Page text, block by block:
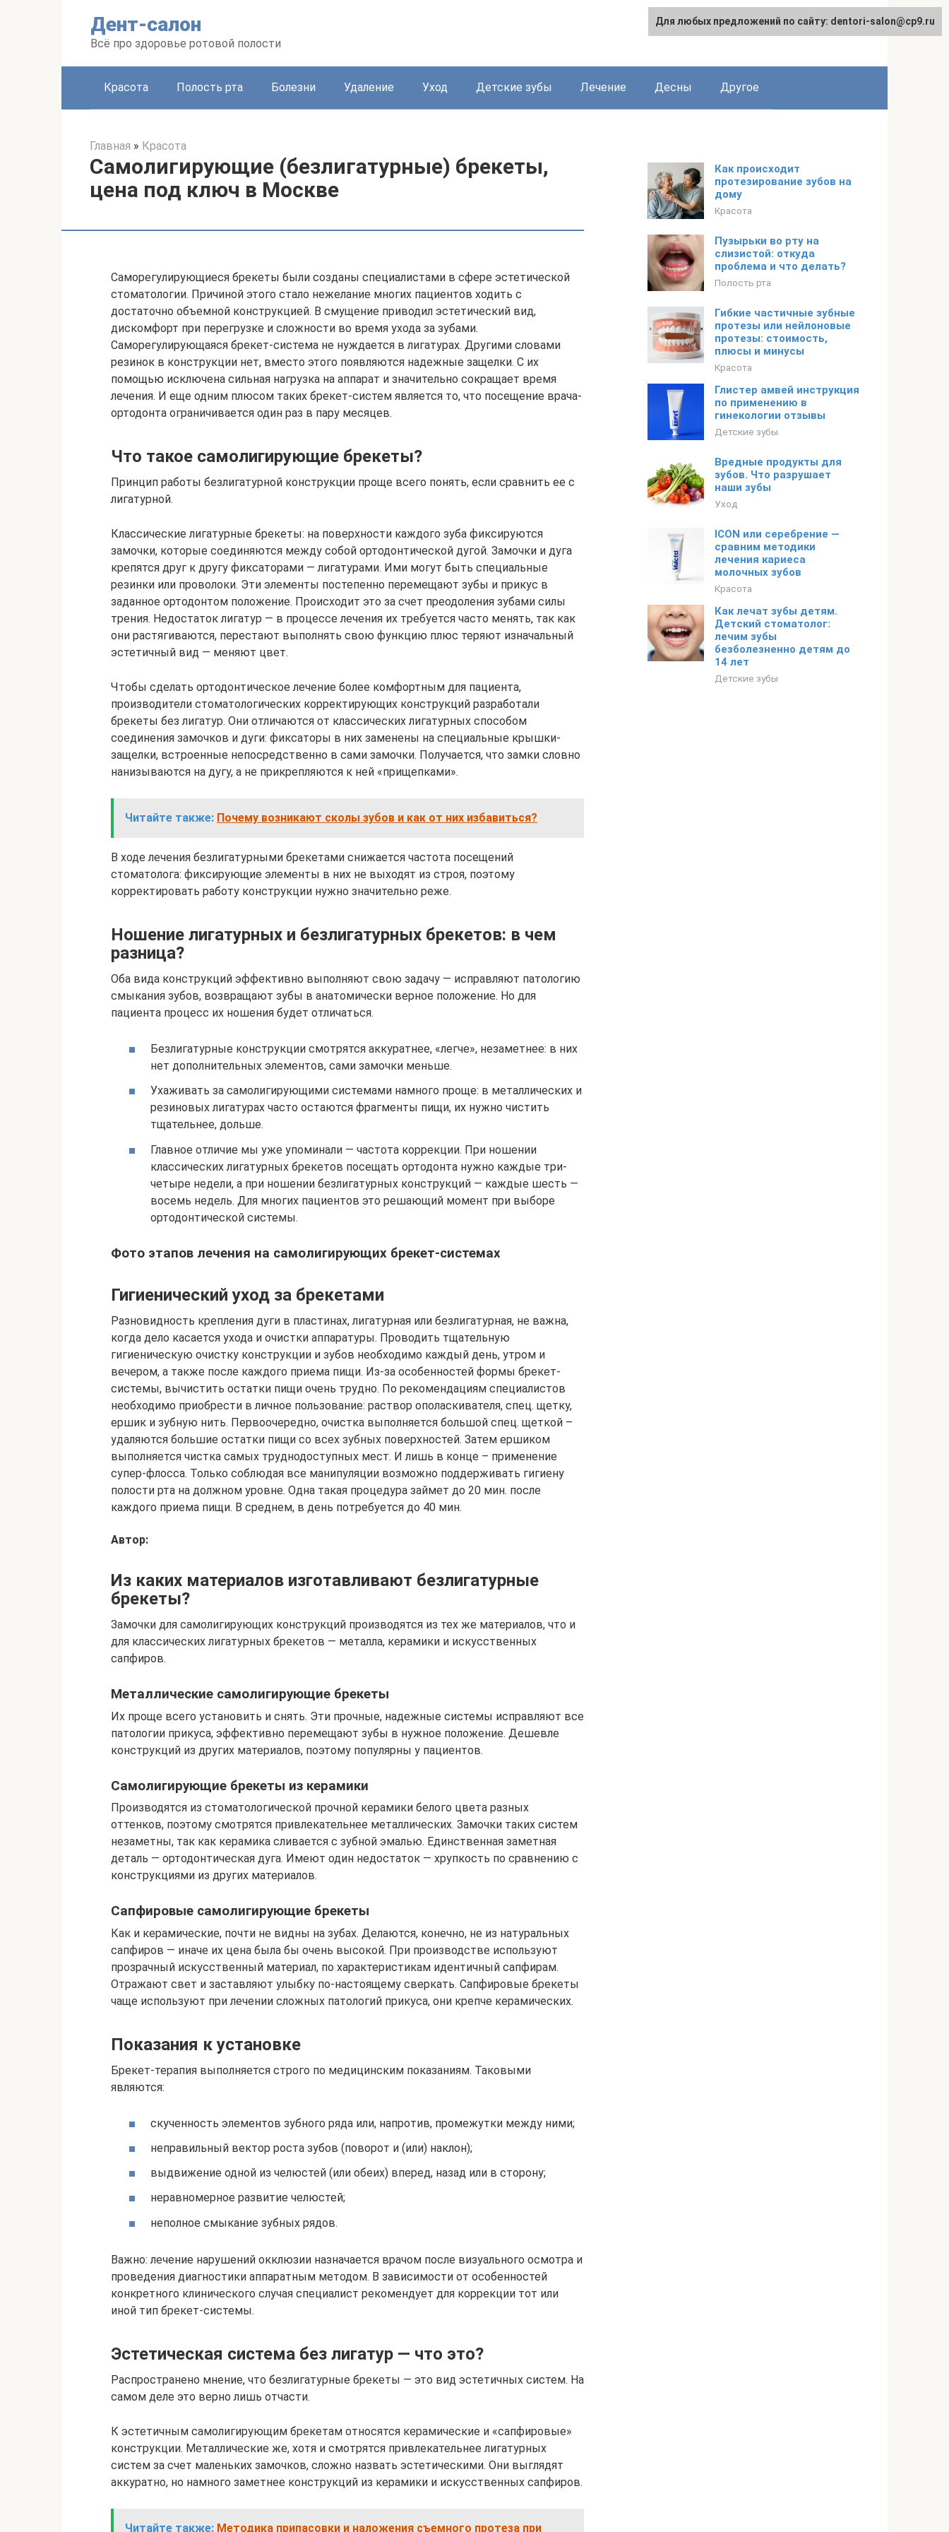
Дент-салон
Всё про здоровье ротовой полости
Красота Полость рта Болезни Удаление Уход Детские зубы Лечение Десны Другое
Главная » Красота
Самолигирующие (безлигатурные) брекеты,
цена под ключ в Москве
Саморегулирующиеся брекеты были созданы специалистами в сфере эстетической
стоматологии. Причиной этого стало нежелание многих пациентов ходить с
достаточно объемной конструкцией. В смущение приводил эстетический вид,
дискомфорт при перегрузке и сложности во время ухода за зубами.
Саморегулирующаяся брекет-система не нуждается в лигатурах. Другими словами
резинок в конструкции нет, вместо этого появляются надежные защелки. С их
помощью исключена сильная нагрузка на аппарат и значительно сокращает время
лечения. И еще одним плюсом таких брекет-систем является то, что посещение врача-
ортодонта ограничивается один раз в пару месяцев.
Что такое самолигирующие брекеты?
Принцип работы безлигатурной конструкции проще всего понять, если сравнить ее с
лигатурной.
Классические лигатурные брекеты: на поверхности каждого зуба фиксируются
замочки, которые соединяются между собой ортодонтической дугой. Замочки и дуга
крепятся друг к другу фиксаторами — лигатурами. Ими могут быть специальные
резинки или проволоки. Эти элементы постепенно перемещают зубы и прикус в
заданное ортодонтом положение. Происходит это за счет преодоления зубами силы
трения. Недостаток лигатур — в процессе лечения их требуется часто менять, так как
они растягиваются, перестают выполнять свою функцию плюс теряют изначальный
эстетичный вид — меняют цвет.
Чтобы сделать ортодонтическое лечение более комфортным для пациента,
производители стоматологических корректирующих конструкций разработали
брекеты без лигатур. Они отличаются от классических лигатурных способом
соединения замочков и дуги: фиксаторы в них заменены на специальные крышки-
защелки, встроенные непосредственно в сами замочки. Получается, что замки словно
нанизываются на дугу, а не прикрепляются к ней «прищепками».
Читайте также: Почему возникают сколы зубов и как от них избавиться?
В ходе лечения безлигатурными брекетами снижается частота посещений
стоматолога: фиксирующие элементы в них не выходят из строя, поэтому
корректировать работу конструкции нужно значительно реже.
Ношение лигатурных и безлигатурных брекетов: в чем
разница?
Оба вида конструкций эффективно выполняют свою задачу — исправляют патологию
смыкания зубов, возвращают зубы в анатомически верное положение. Но для
пациента процесс их ношения будет отличаться.
Безлигатурные конструкции смотрятся аккуратнее, «легче», незаметнее: в них
нет дополнительных элементов, сами замочки меньше.
Ухаживать за самолигирующими системами намного проще: в металлических и
резиновых лигатурах часто остаются фрагменты пищи, их нужно чистить
тщательнее, дольше.
Главное отличие мы уже упоминали — частота коррекции. При ношении
классических лигатурных брекетов посещать ортодонта нужно каждые три-
четыре недели, а при ношении безлигатурных конструкций — каждые шесть —
восемь недель. Для многих пациентов это решающий момент при выборе
ортодонтической системы.
Фото этапов лечения на самолигирующих брекет-системах
Гигиенический уход за брекетами
Разновидность крепления дуги в пластинах, лигатурная или безлигатурная, не важна,
когда дело касается ухода и очистки аппаратуры. Проводить тщательную
гигиеническую очистку конструкции и зубов необходимо каждый день, утром и
вечером, а также после каждого приема пищи. Из-за особенностей формы брекет-
системы, вычистить остатки пищи очень трудно. По рекомендациям специалистов
необходимо приобрести в личное пользование: раствор ополаскивателя, спец. щетку,
ершик и зубную нить. Первоочередно, очистка выполняется большой спец. щеткой –
удаляются большие остатки пищи со всех зубных поверхностей. Затем ершиком
выполняется чистка самых труднодоступных мест. И лишь в конце – применение
супер-флосса. Только соблюдая все манипуляции возможно поддерживать гигиену
полости рта на должном уровне. Одна такая процедура займет до 20 мин. после
каждого приема пищи. В среднем, в день потребуется до 40 мин.
Автор:
Из каких материалов изготавливают безлигатурные
брекеты?
Замочки для самолигирующих конструкций производятся из тех же материалов, что и
для классических лигатурных брекетов — металла, керамики и искусственных
сапфиров.
Металлические самолигирующие брекеты
Их проще всего установить и снять. Эти прочные, надежные системы исправляют все
патологии прикуса, эффективно перемещают зубы в нужное положение. Дешевле
конструкций из других материалов, поэтому популярны у пациентов.
Самолигирующие брекеты из керамики
Производятся из стоматологической прочной керамики белого цвета разных
оттенков, поэтому смотрятся привлекательнее металлических. Замочки таких систем
незаметны, так как керамика сливается с зубной эмалью. Единственная заметная
деталь — ортодонтическая дуга. Имеют один недостаток — хрупкость по сравнению с
конструкциями из других материалов.
Сапфировые самолигирующие брекеты
Как и керамические, почти не видны на зубах. Делаются, конечно, не из натуральных
сапфиров — иначе их цена была бы очень высокой. При производстве используют
прозрачный искусственный материал, по характеристикам идентичный сапфирам.
Отражают свет и заставляют улыбку по-настоящему сверкать. Сапфировые брекеты
чаще используют при лечении сложных патологий прикуса, они крепче керамических.
Показания к установке
Брекет-терапия выполняется строго по медицинским показаниям. Таковыми
являются:
скученность элементов зубного ряда или, напротив, промежутки между ними;
неправильный вектор роста зубов (поворот и (или) наклон);
выдвижение одной из челюстей (или обеих) вперед, назад или в сторону;
неравномерное развитие челюстей;
неполное смыкание зубных рядов.
Важно: лечение нарушений окклюзии назначается врачом после визуального осмотра и
проведения диагностики аппаратным методом. В зависимости от особенностей
конкретного клинического случая специалист рекомендует для коррекции тот или
иной тип брекет-системы.
Эстетическая система без лигатур — что это?
Распространено мнение, что безлигатурные брекеты — это вид эстетичных систем. На
самом деле это верно лишь отчасти.
К эстетичным самолигирующим брекетам относятся керамические и «сапфировые»
конструкции. Металлические же, хотя и смотрятся привлекательнее лигатурных
систем за счет маленьких замочков, сложно назвать эстетическими. Они выглядят
аккуратно, но намного заметнее конструкций из керамики и искусственных сапфиров.
Читайте также: Методика припасовки и наложения съемного протеза при
Как происходит
протезирование зубов на
дому
Красота
Пузырьки во рту на
слизистой: откуда
проблема и что делать?
Полость рта
Гибкие частичные зубные
протезы или нейлоновые
протезы: стоимость,
плюсы и минусы
Красота
Глистер амвей инструкция
по применению в
гинекологии отзывы
Детские зубы
Вредные продукты для
зубов. Что разрушает
наши зубы
Уход
ICON или серебрение —
сравним методики
лечения кариеса
молочных зубов
Красота
Как лечат зубы детям.
Детский стоматолог:
лечим зубы
безболезненно детям до
14 лет
Детские зубы
Для любых предложений по сайту: dentori-salon@cp9.ru